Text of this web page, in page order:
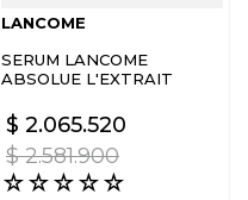
LANCOME
SERUM LANCOME
ABSOLUE L'EXTRAIT
$ 2.581.900
$ 2.065.520
☆☆☆☆☆